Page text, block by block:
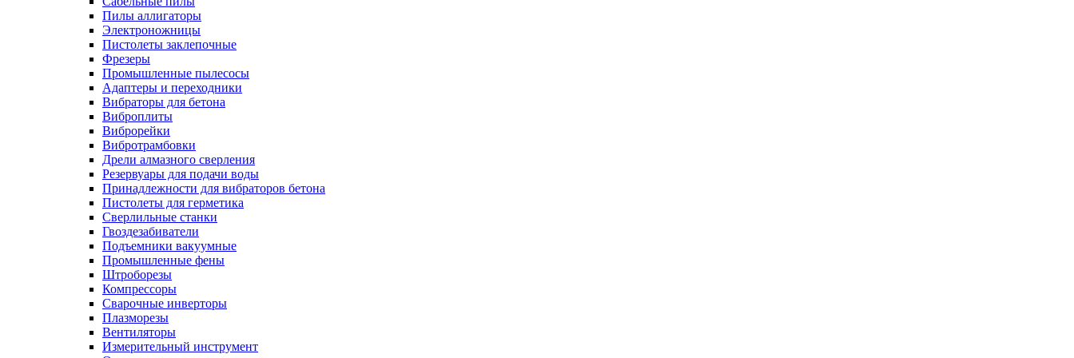
Пилы аллигаторы
Электроножницы
Пистолеты заклепочные
Фрезеры
Промышленные пылесосы
Адаптеры и переходники
Вибраторы для бетона
Виброплиты
Виброрейки
Вибротрамбовки
Дрели алмазного сверления
Резервуары для подачи воды
Принадлежности для вибраторов бетона
Пистолеты для герметика
Сверлильные станки
Гвоздезабиватели
Подъемники вакуумные
Промышленные фены
Штроборезы
Компрессоры
Сварочные инверторы
Плазморезы
Вентиляторы
Измерительный инструмент